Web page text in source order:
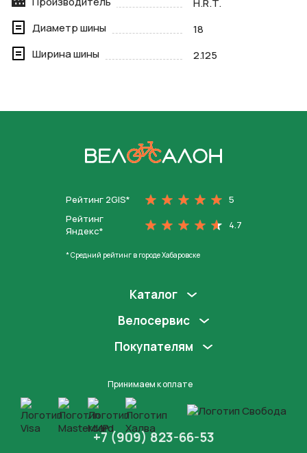
H.R.T.
Диаметр шины
18
Ширина шины
2.125
Рейтинг 2GIS*
5
Рейтинг
Яндекс*
4.7
* Средний рейтинг в городе Хабаровске
Каталог
Велосервис
Покупателям
Принимаем к оплате
+7 (909) 823-66-53